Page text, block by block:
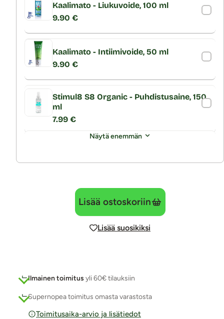
Kaalimato - Liukuvoide, 100 ml
9.90 €
Kaalimato - Intiimivoide, 50 ml
9.90 €
Stimul8 S8 Organic - Puhdistusaine, 150
ml
7.99 €
Näytä enemmän
Lisää ostoskoriin
Lisää suosikiksi
Ilmainen toimitus yli 60€ tilauksiin
Supernopea toimitus omasta varastosta
Toimitusaika-arvio ja lisätiedot